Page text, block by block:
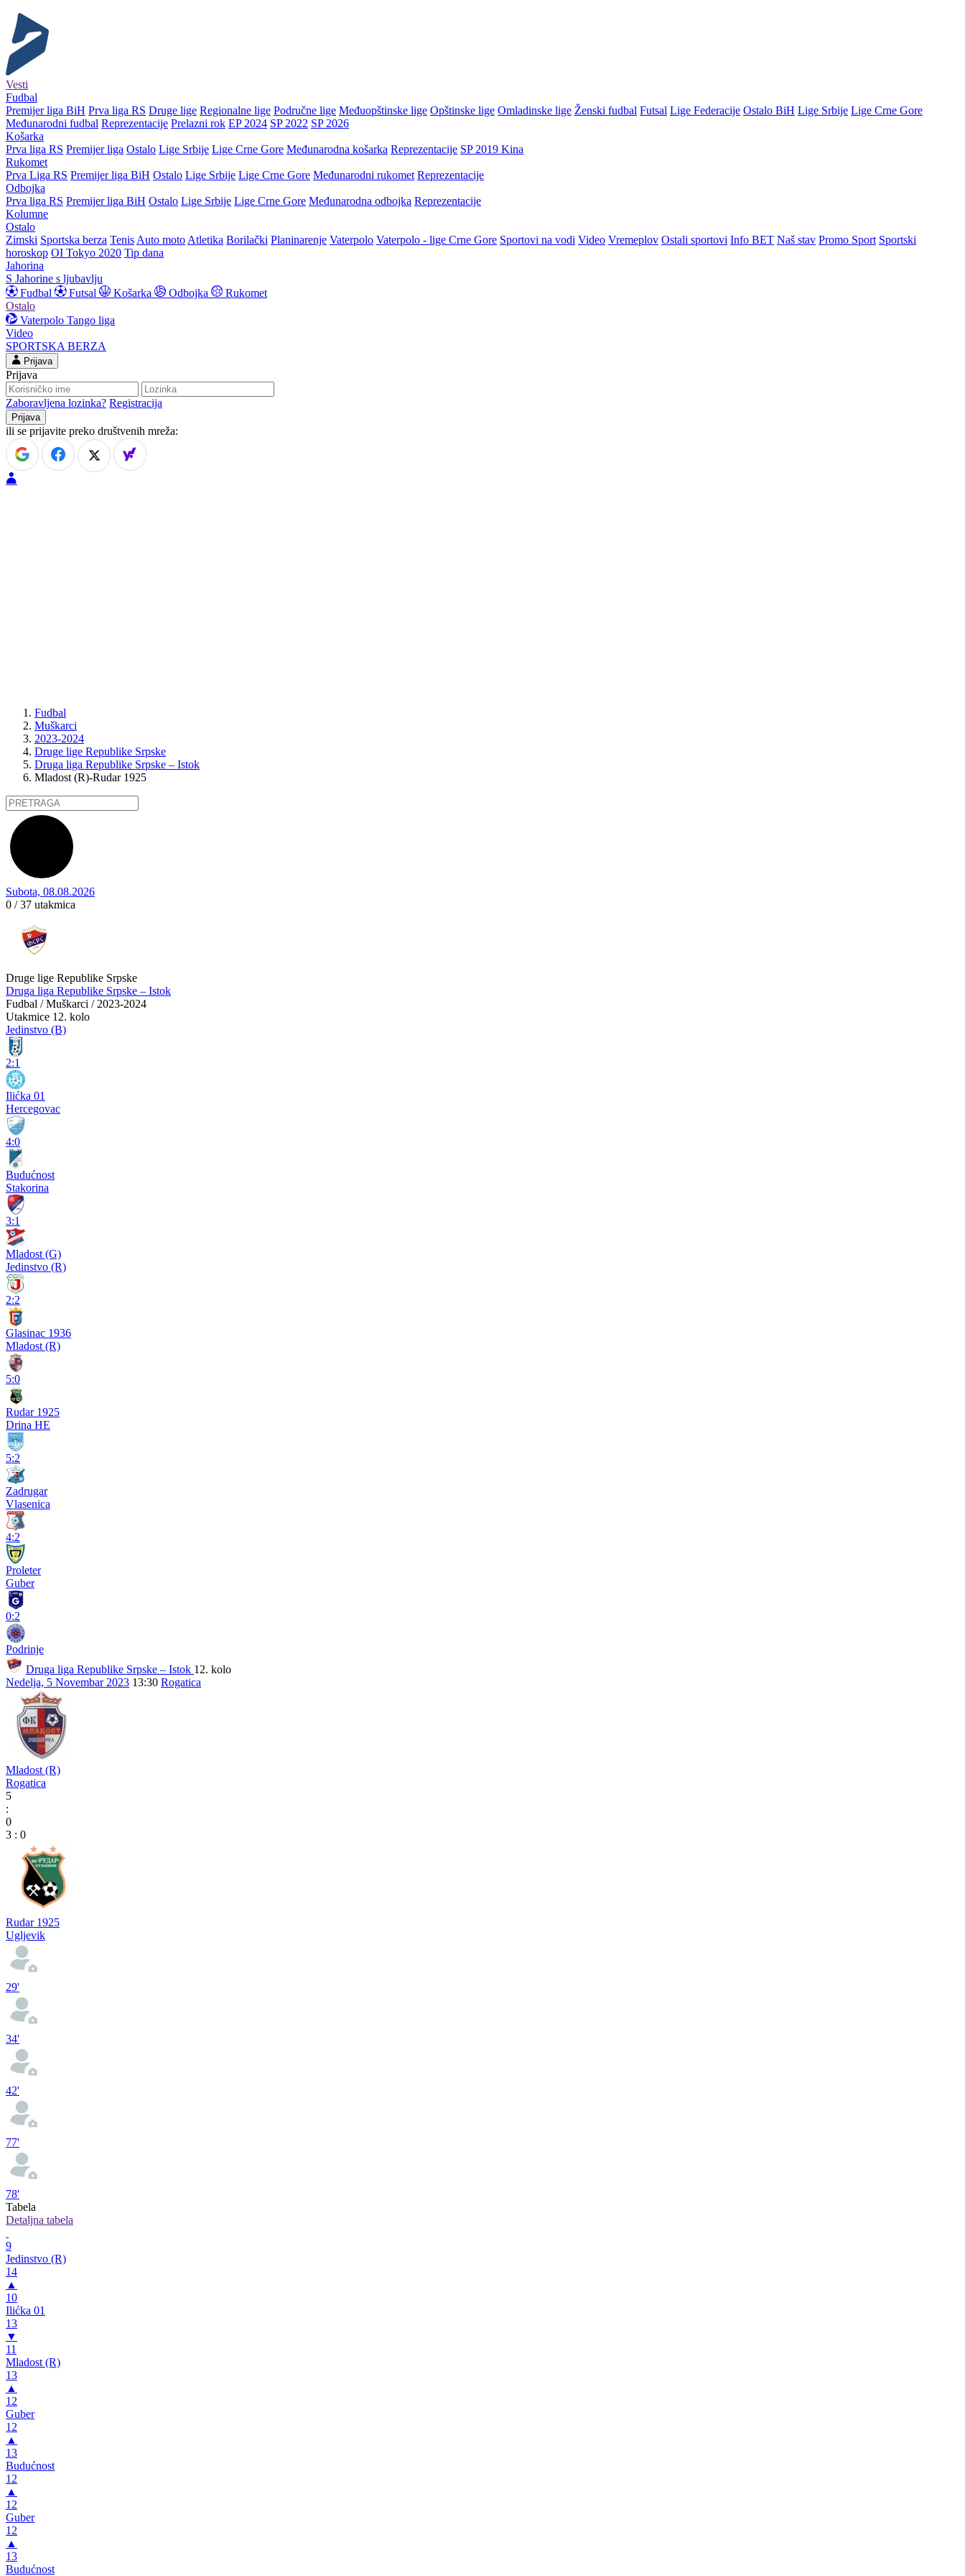
Vesti
Fudbal
Premijer liga BiH Prva liga RS Druge lige Regionalne lige Područne lige Međuopštinske lige Opštinske lige Omladinske lige Ženski fudbal Futsal Lige Federacije Ostalo BiH Lige Srbije Lige Crne Gore
Međunarodni fudbal Reprezentacije Prelazni rok EP 2024 SP 2022 SP 2026
Košarka
Prva liga RS Premijer liga Ostalo Lige Srbije Lige Crne Gore Međunarodna košarka Reprezentacije SP 2019 Kina
Rukomet
Prva Liga RS Premijer liga BiH Ostalo Lige Srbije Lige Crne Gore Međunarodni rukomet Reprezentacije
Odbojka
Prva liga RS Premijer liga BiH Ostalo Lige Srbije Lige Crne Gore Međunarodna odbojka Reprezentacije
Kolumne
Ostalo
Zimski Sportska berza Tenis Auto moto Atletika Borilački Planinarenje Vaterpolo Vaterpolo - lige Crne Gore Sportovi na vodi Video Vremeplov Ostali sportovi Info BET Naš stav Promo Sport Sportski
horoskop OI Tokyo 2020 Tip dana
Jahorina
S Jahorine s ljubavlju
Fudbal
Futsal Košarka Odbojka
Rukomet
Ostalo
Vaterpolo Tango liga
Video
SPORTSKA BERZA
Prijava
Prijava
Zaboravljena lozinka? Registracija
ili se prijavite preko društvenih mreža:
Fudbal
Muškarci
2023-2024
Druge lige Republike Srpske
Druga liga Republike Srpske – Istok
Mladost (R)-Rudar 1925
Subota, 08.08.2026
0 / 37 utakmica
Druge lige Republike Srpske
Druga liga Republike Srpske – Istok
Fudbal / Muškarci / 2023-2024
Utakmice 12. kolo
Jedinstvo (B)
2:1
Ilićka 01
Hercegovac
4:0
Budućnost
Stakorina
3:1
Mladost (G)
Jedinstvo (R)
2:2
Glasinac 1936
Mladost (R)
5:0
Rudar 1925
Drina HE
5:2
Zadrugar
Vlasenica
4:2
Proleter
Guber
0:2
Podrinje
Druga liga Republike Srpske – Istok 12. kolo
Nedelja, 5 Novembar 2023 13:30 Rogatica
Mladost (R)
Rogatica
5
:
0
3 : 0
Rudar 1925
Ugljevik
29'
34'
42'
77'
78'
Tabela
Detaljna tabela
9
Jedinstvo (R)
14
▲
10
Ilićka 01
13
▼
11
Mladost (R)
13
▲
12
Guber
12
▲
13
Budućnost
12
▲
12
Guber
12
▲
13
Budućnost